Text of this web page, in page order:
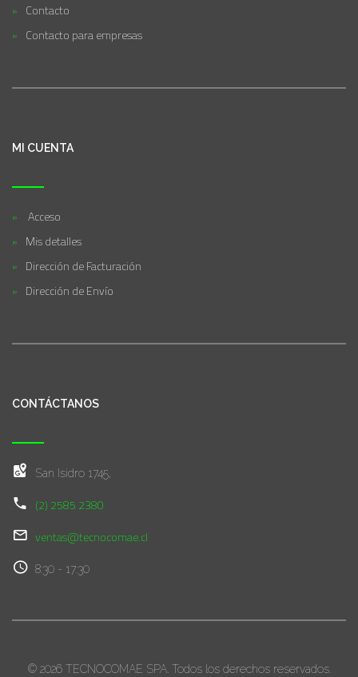
Contacto
Contacto para empresas
MI CUENTA
Acceso
Mis detalles
Dirección de Facturación
Dirección de Envío
CONTÁCTANOS
San Isidro 1745,
(2) 2585 2380
ventas@tecnocomae.cl
8:30 - 17:30
© 2026 TECNOCOMAE SPA. Todos los derechos reservados.